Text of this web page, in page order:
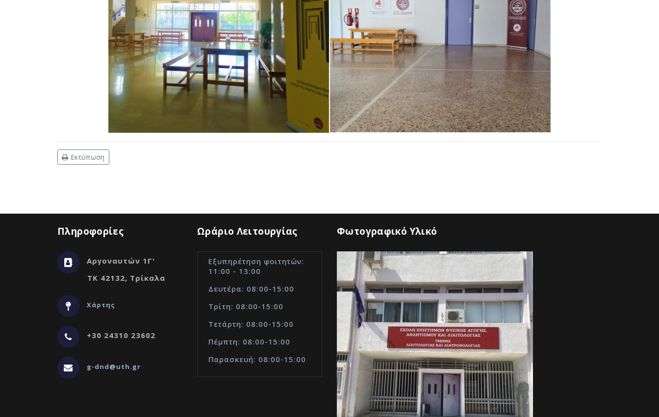
Εκτύπωση
Πληροφορίες
Αργοναυτών 1Γ'
ΤΚ 42132, Τρίκαλα
Χάρτης
+30 24310 23602
g-dnd@uth.gr
Ωράριο Λειτουργίας
Εξυπηρέτηση φοιτητών:
11:00 - 13:00
Δευτέρα: 08:00-15:00
Τρίτη: 08:00-15:00
Τετάρτη: 08:00-15:00
Πέμπτη: 08:00-15:00
Παρασκευή: 08:00-15:00
Φωτογραφικό Υλικό